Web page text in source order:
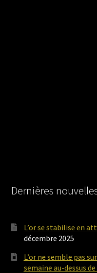
Dernières
L’or se stabilise en
décembre 2025
L’or ne semble pas
semaine au-dessus de